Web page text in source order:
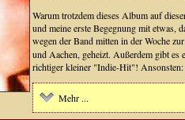
Warum trotzdem dieses Album auf
und meine erste Begegnung mit etwas,
wegen der Band mitten in der Woche
und Aachen, geheizt. Außerdem gibt
richtiger kleiner "Indie-Hit"! Ansonsten:
Mehr ...